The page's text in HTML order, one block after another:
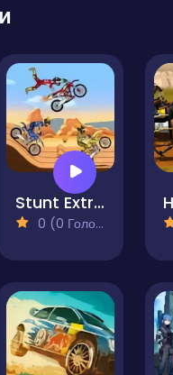
Stunt Extreme
0 (0 Голосів)